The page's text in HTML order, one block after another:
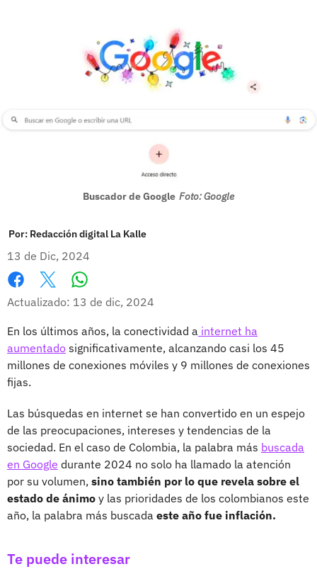
Buscador de Google Foto: Google
Por: Redacción digital La Kalle
13 de Dic, 2024
Facebook
X
Actualizado: 13 de dic, 2024
En los últimos años, la conectividad a internet ha
aumentado significativamente, alcanzando casi los 45
millones de conexiones móviles y 9 millones de conexiones
fijas.
Las búsquedas en internet se han convertido en un espejo
de las preocupaciones, intereses y tendencias de la
sociedad. En el caso de Colombia, la palabra más buscada
en Google durante 2024 no solo ha llamado la atención
por su volumen, sino también por lo que revela sobre el
estado de ánimo y las prioridades de los colombianos este
año, la palabra más buscada este año fue inflación.
Te puede interesar